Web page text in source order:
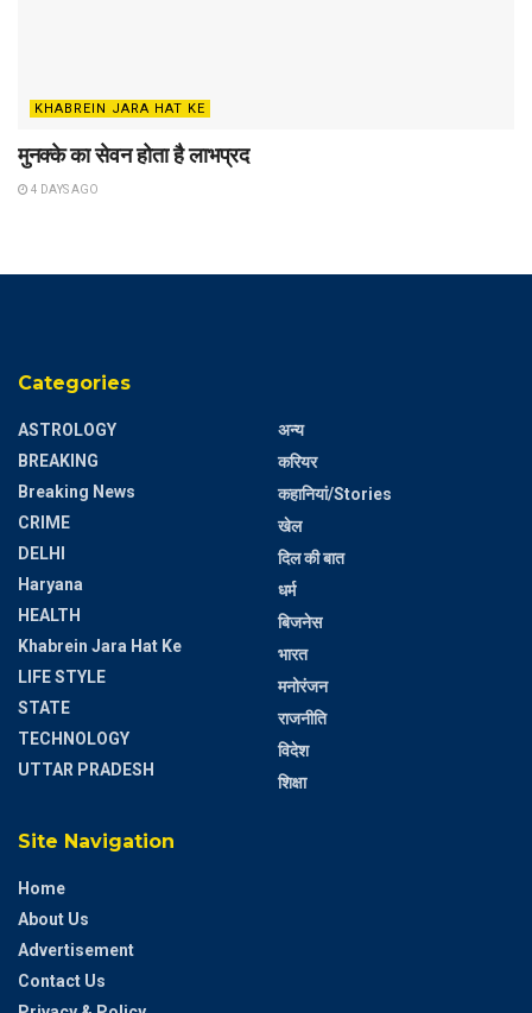
KHABREIN JARA HAT KE
मुनक्के का सेवन होता है लाभप्रद
4 DAYS AGO
Categories
ASTROLOGY
BREAKING
Breaking News
CRIME
DELHI
Haryana
HEALTH
Khabrein Jara Hat Ke
LIFE STYLE
STATE
TECHNOLOGY
UTTAR PRADESH
अन्य
करियर
कहानियां/Stories
खेल
दिल की बात
धर्म
बिजनेस
भारत
मनोरंजन
राजनीति
विदेश
शिक्षा
Site Navigation
Home
About Us
Advertisement
Contact Us